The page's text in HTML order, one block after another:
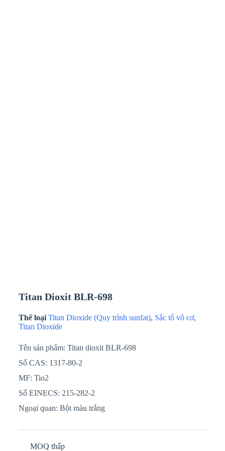
Titan Dioxit BLR-698
Thể loại Titan Dioxide (Quy trình sunfat), Sắc tố vô cơ,
Titan Dioxide
Tên sản phẩm: Titan dioxit BLR-698
Số CAS: 1317-80-2
MF: Tio2
Số EINECS: 215-282-2
Ngoại quan: Bột màu trắng
MOQ thấp